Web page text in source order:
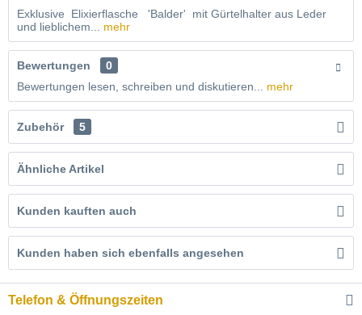
Exklusive Elixierflasche 'Balder' mit Gürtelhalter aus Leder
und lieblichem...
mehr
Bewertungen
0
Bewertungen lesen, schreiben und diskutieren...
mehr
Zubehör 5
Ähnliche Artikel
Kunden kauften auch
Kunden haben sich ebenfalls angesehen
Telefon & Öffnungszeiten